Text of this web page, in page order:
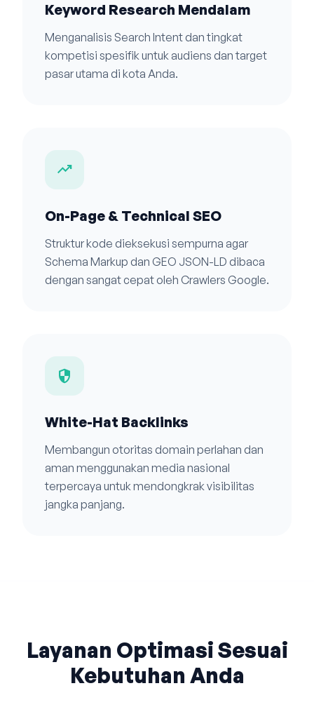
Keyword Research Mendalam
Menganalisis Search Intent dan tingkat
kompetisi spesifik untuk audiens dan target
pasar utama di kota Anda.
trending_up
On-Page & Technical SEO
Struktur kode dieksekusi sempurna agar
Schema Markup dan GEO JSON-LD dibaca
dengan sangat cepat oleh Crawlers Google.
security
White-Hat Backlinks
Membangun otoritas domain perlahan dan
aman menggunakan media nasional
terpercaya untuk mendongkrak visibilitas
jangka panjang.
Layanan Optimasi Sesuai
Kebutuhan Anda